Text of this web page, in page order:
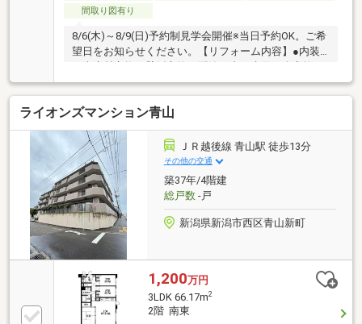
ます。■JR越後線「新潟大学前」駅 徒歩約10分■新
間取り図有り
8/6(木)～8/9(日)予約制見学会開催※当日予約OK。ご希
望日をお知らせください。【リフォーム内容】●内装
【おすすめポイント】・返済額や融資可能額など、お
客様のご希望にあわせてご提案。住宅ローンが初めて
の方でもお気軽にご相談ください【周辺施設】・新通
小学校まで約260ｍ・坂井輪中学校まで約800ｍ・イオ
ン坂井店様まで約500ｍ※本物件は住宅ローン減税が適
用されます。詳しくはお問合せください。
ライオンズマンション青山
ＪＲ越後線 青山駅 徒歩13分
その他の交通
築37年/4階建
総戸数-戸
新潟県新潟市西区青山新町
1,200万円
3LDK 66.17m2
2階 南東